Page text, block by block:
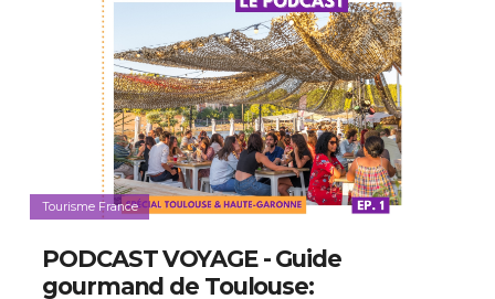
Tourisme France
PODCAST VOYAGE - Guide
gourmand de Toulouse: